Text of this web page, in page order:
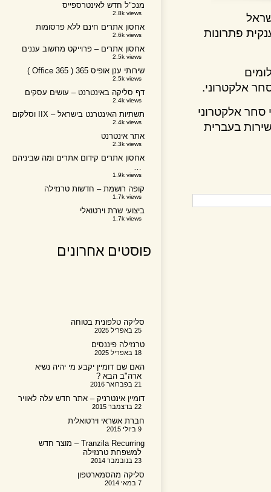
פתרונות
אלקטרוני.
אלקטרוני
בעברית
מנכ"ל חדש לאינטרספייס
2.8k views
אחסון אתרים חינם ללא פרסומות
2.6k views
אחסון אתרים – פרוייקט מחשוב עננים
2.5k views
שירותי ענן אופיס 365 ( Office 365 )
2.5k views
דף סליקה באינטרנט – עושים עסקים
2.4k views
תשתיות האינטרנט בישראל – IIX וסלקום
2.4k views
אתר אינטרנט
2.3k views
אחסון אתרים קידום אתרים ומה שביניהם
1.9k views
קופה רושמת – חדשות טרנזילה
1.7k views
ביצועי שרת וירטואלי
1.7k views
פוסטים אחרונים
סליקה טלפונית בטוחה
טרנזילה פיננסים
האם שם דומיין יקבע מי יהיה נשיא
ארה"ב הבא ?
דומיין אינטרניק – אתר חדש עלה לאוויר
חברת אשראי וירטואלית
Tranzila Recurring – מוצר חדש
למשפחת טרנזילה
סליקה מהסמארטפון